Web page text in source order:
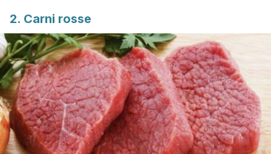
2. Carni rosse